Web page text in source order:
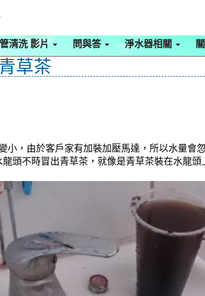
清洗 影片 問與答 淨水器相關
草茶
小，由於客戶家有加裝加壓馬達，所以水量
頭不時冒出青草茶，就像是青草茶裝在水龍